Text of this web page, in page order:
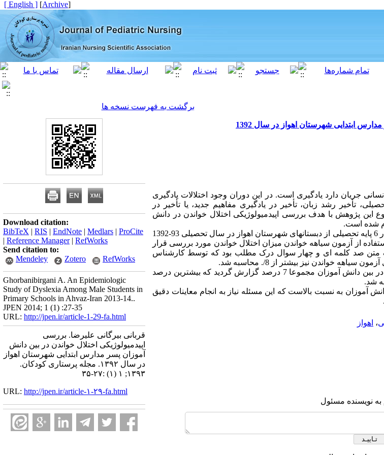
[
Archive
]
[ English ]
برگشت به فهرست نسخه ها
ابتدایی شهرستان اهواز در سال 1392
جریان دارد یادگیری است. در این دوران وجود اختلالات یادگیری
تأخیر رشد زبان، تأخیر در یادگیری مفاهیم جدید، یا تأخیر در
این پژوهش با هدف بررسی اپیدمیولوژیکی اختلال خواندن در دانش
روش: در این پژوهش توصیفی مقطعی 1200 دانش آموز پسر در 6 پایه تحصیلی از دبستانهای شهرستان اهواز در سال تحصیلی 93-1392
از آزمون سیاهه خواندن میزان اختلال خواندن مورد بررسی قرار
متن صد کلمه ای و چهار سوال درک مطلب بود که توسط کارشناس
خواندن نیز بیشتر از 8/. محاسبه شد.
یافته ها: نتایج تحقیق حاضر نشان داد که میزان اختلال خواندن در بین دانش آموزان مجموعا 7 درصد گزارش گردید که بیشترین درصد
آموزان به نسبت بالاست که این مسئله نیاز به انجام معاینات دقیق
، اهواز
به نویسنده مسئول
Download citation:
BibTeX | RIS | EndNote | Medlars | ProCite
| Reference Manager| RefWorks
Send citation to:
Mendeley
Zotero RefWorks
Ghorbanibirgani A. An Epidemiologic
Study of Dyslexia Among Male Students in
Primary Schools in Ahvaz-Iran 2013-14..
JPEN 2014; 1 (1) :27-35
URL: http://jpen.ir/article-1-29-fa.html
قربانی بیرگانی علیرضا. بررسی
اپیدمیولوژیکی اختلال خواندن در بین دانش
آموزان پسر مدارس ابتدایی شهرستان اهواز
در سال ۱۳۹۲. مجله پرستاری کودکان.
۱۳۹۳; ۱ (۱) :۲۷-۳۵
URL: http://jpen.ir/article-۱-۲۹-fa.html